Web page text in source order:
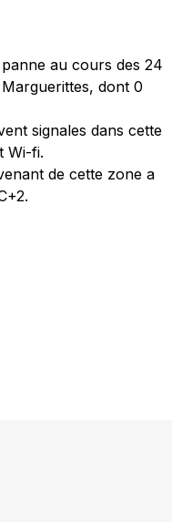
au cours des 24
dont 0
signales dans cette
Wi-fi.
de cette zone a